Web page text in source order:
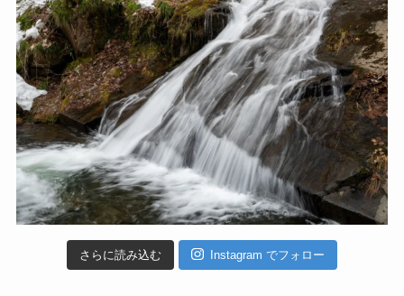
さらに読み込む Instagram でフォロー